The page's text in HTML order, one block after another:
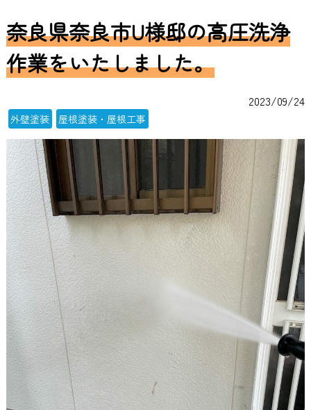
奈良県奈良市U様邸の高圧洗浄
作業をいたしました。
2023/09/24
外壁塗装 屋根塗装・屋根工事